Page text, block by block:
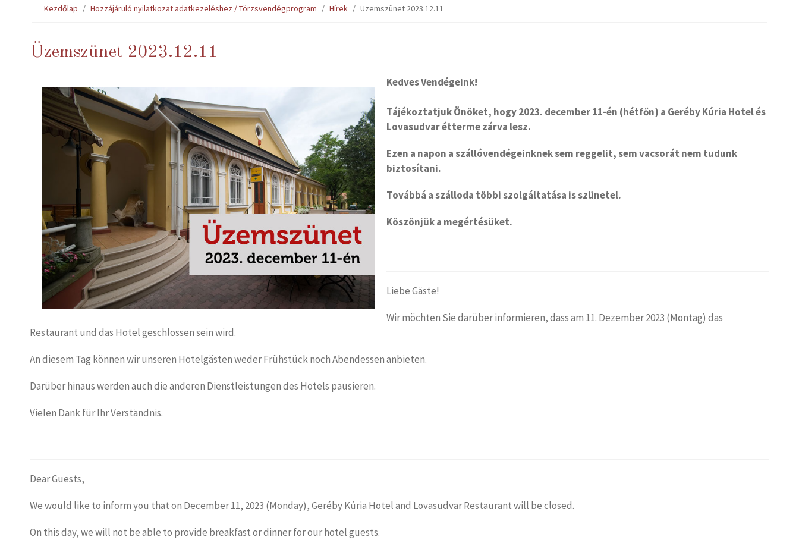
Kezdőlap Hozzájáruló nyilatkozat adatkezeléshez / Törzsvendégprogram Hírek Üzemszünet 2023.12.11
Üzemszünet 2023.12.11
Kedves Vendégeink!
Tájékoztatjuk Önöket, hogy 2023. december 11-én (hétfőn) a Geréby Kúria Hotel és
Lovasudvar étterme zárva lesz.
Ezen a napon a szállóvendégeinknek sem reggelit, sem vacsorát nem tudunk
biztosítani.
Továbbá a szálloda többi szolgáltatása is szünetel.
Köszönjük a megértésüket.
Liebe Gäste!
Wir möchten Sie darüber informieren, dass am 11. Dezember 2023 (Montag) das
Restaurant und das Hotel geschlossen sein wird.
An diesem Tag können wir unseren Hotelgästen weder Frühstück noch Abendessen anbieten.
Darüber hinaus werden auch die anderen Dienstleistungen des Hotels pausieren.
Vielen Dank für Ihr Verständnis.
Dear Guests,
We would like to inform you that on December 11, 2023 (Monday), Geréby Kúria Hotel and Lovasudvar Restaurant will be closed.
On this day, we will not be able to provide breakfast or dinner for our hotel guests.